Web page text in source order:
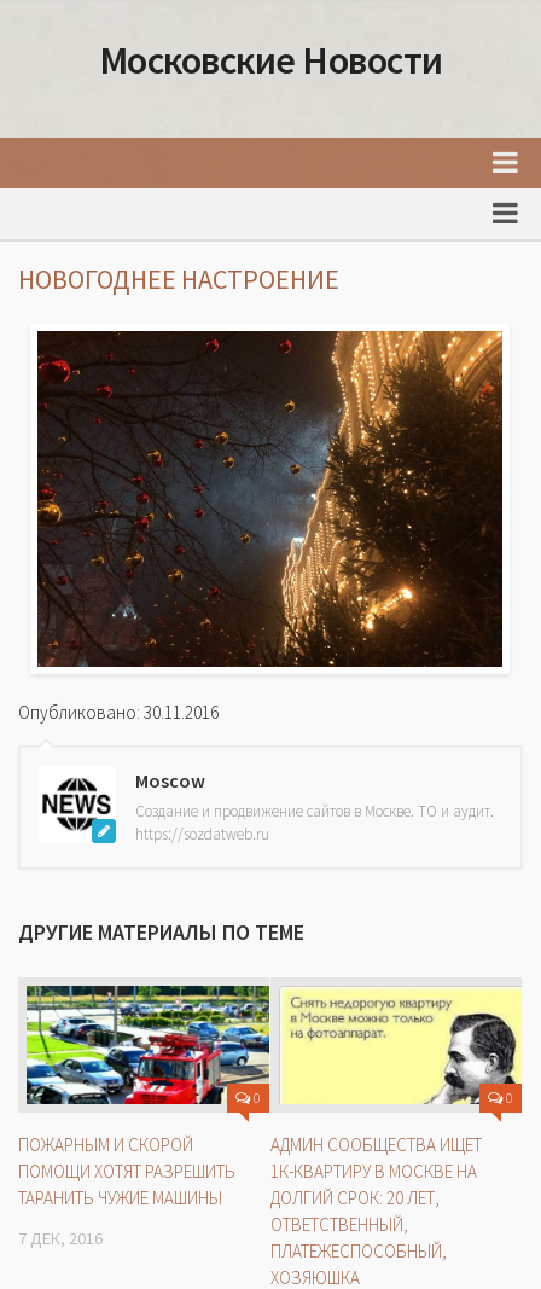
Московские Новости
События Москвы
Интересные места Москвы
Факты о Москве
Москва
Товары и услуги Москвы
НОВОГОДНЕЕ НАСТРОЕНИЕ
Опубликовано: 30.11.2016
Moscow
Создание и продвижение сайтов в Москве. ТО и аудит.
https://sozdatweb.ru
ДРУГИЕ МАТЕРИАЛЫ ПО ТЕМЕ
0
ПОЖАРНЫМ И СКОРОЙ
ПОМОЩИ ХОТЯТ РАЗРЕШИТЬ
ТАРАНИТЬ ЧУЖИЕ МАШИНЫ
7 ДЕК, 2016
0
АДМИН СООБЩЕСТВА ИЩЕТ
1К-КВАРТИРУ В МОСКВЕ НА
ДОЛГИЙ СРОК: 20 ЛЕТ,
ОТВЕТСТВЕННЫЙ,
ПЛАТЕЖЕСПОСОБНЫЙ,
ХОЗЯЮШКА